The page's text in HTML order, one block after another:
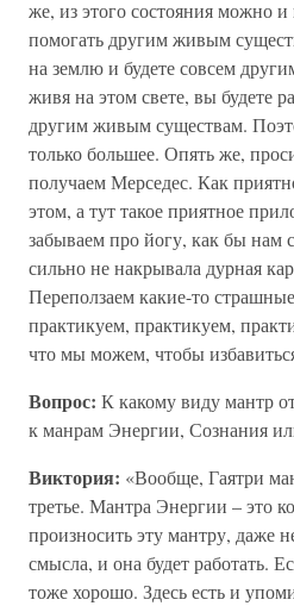
же, из этого состояния можно
помогать другим живым
на землю и будете совсем
живя на этом свете, вы будете
другим живым существам.
только большее. Опять же,
получаем Мерседес. Как
этом, а тут такое приятное
забываем про йогу, как бы нам
сильно не накрывала дурная
Переползаем какие-то
практикуем, практикуем,
что мы можем, чтобы
Вопрос: К какому виду мантр
к манрам Энергии, Сознания
Виктория: «Вообще, Гаятри
третье. Мантра Энергии – это
произносить эту мантру, даже
смысла, и она будет работать.
тоже хорошо. Здесь есть и